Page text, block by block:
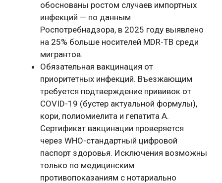
обоснованы ростом случаев импортных
инфекций — по данным
Роспотребнадзора, в 2025 году выявлено
на 25% больше носителей MDR-TB среди
мигрантов.
Обязательная вакцинация от
приоритетных инфекций. Въезжающим
требуется подтверждение прививок от
COVID-19 (бустер актуальной формулы),
кори, полиомиелита и гепатита A.
Сертификат вакцинации проверяется
через WHO-стандартный цифровой
паспорт здоровья. Исключения возможны
только по медицинским
противопоказаниям с нотариально